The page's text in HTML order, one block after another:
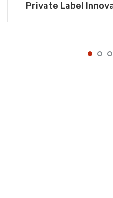
Private Label